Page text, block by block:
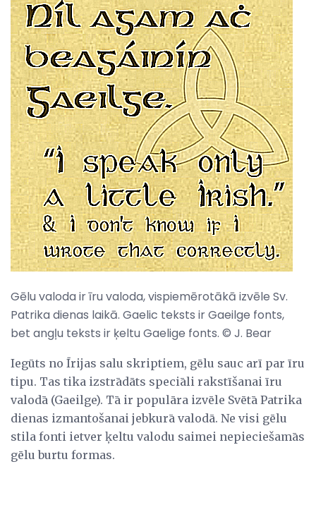
Gēlu valoda ir īru valoda, vispiemērotākā izvēle Sv.
Patrika dienas laikā. Gaelic teksts ir Gaeilge fonts,
bet angļu teksts ir ķeltu Gaelige fonts. © J. Bear
Iegūts no Īrijas salu skriptiem, gēlu sauc arī par īru
tipu. Tas tika izstrādāts speciāli rakstīšanai īru
valodā (Gaeilge). Tā ir populāra izvēle Svētā Patrika
dienas izmantošanai jebkurā valodā. Ne visi gēlu
stila fonti ietver ķeltu valodu saimei nepieciešamās
gēlu burtu formas.